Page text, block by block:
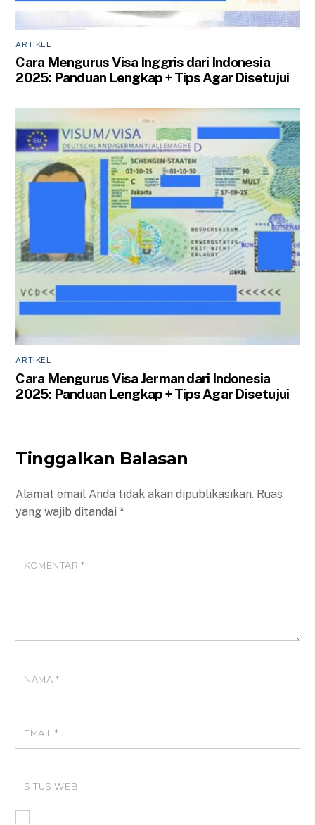
ARTIKEL
Cara Mengurus Visa Inggris dari Indonesia
2025: Panduan Lengkap + Tips Agar Disetujui
ARTIKEL
Cara Mengurus Visa Jerman dari Indonesia
2025: Panduan Lengkap + Tips Agar Disetujui
Tinggalkan Balasan
Alamat email Anda tidak akan dipublikasikan. Ruas
yang wajib ditandai*
KOMENTAR*
NAMA *
EMAIL*
SITUS WEB